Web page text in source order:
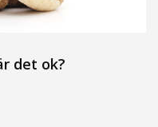
det ok?